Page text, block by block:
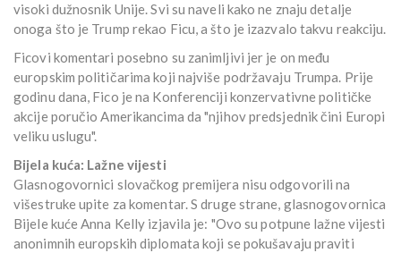
visoki dužnosnik Unije. Svi su naveli kako ne znaju detalje
onoga što je Trump rekao Ficu, a što je izazvalo takvu reakciju.
Ficovi komentari posebno su zanimljivi jer je on među
europskim političarima koji najviše podržavaju Trumpa. Prije
godinu dana, Fico je na Konferenciji konzervativne političke
akcije poručio Amerikancima da "njihov predsjednik čini Europi
veliku uslugu".
Bijela kuća: Lažne vijesti
Glasnogovornici slovačkog premijera nisu odgovorili na
višestruke upite za komentar. S druge strane, glasnogovornica
Bijele kuće Anna Kelly izjavila je: "Ovo su potpune lažne vijesti
anonimnih europskih diplomata koji se pokušavaju praviti